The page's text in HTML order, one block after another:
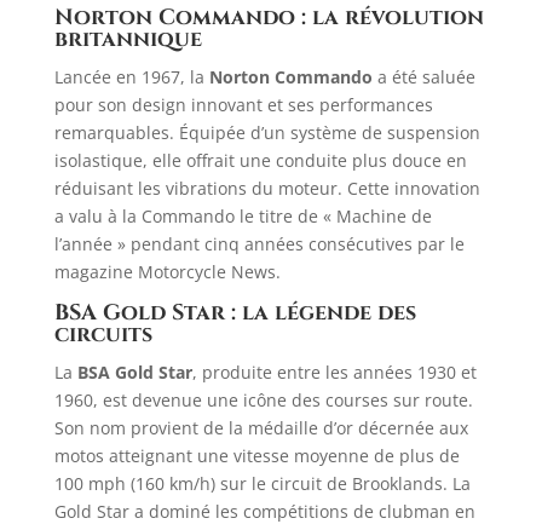
Norton Commando : la révolution
britannique
Lancée en 1967, la Norton Commando a été saluée
pour son design innovant et ses performances
remarquables. Équipée d’un système de suspension
isolastique, elle offrait une conduite plus douce en
réduisant les vibrations du moteur. Cette innovation
a valu à la Commando le titre de « Machine de
l’année » pendant cinq années consécutives par le
magazine Motorcycle News.
BSA Gold Star : la légende des
circuits
La BSA Gold Star, produite entre les années 1930 et
1960, est devenue une icône des courses sur route.
Son nom provient de la médaille d’or décernée aux
motos atteignant une vitesse moyenne de plus de
100 mph (160 km/h) sur le circuit de Brooklands. La
Gold Star a dominé les compétitions de clubman en